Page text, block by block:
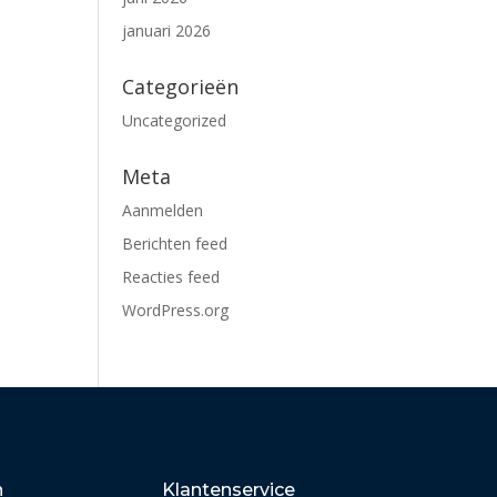
januari 2026
Categorieën
Uncategorized
Meta
Aanmelden
Berichten feed
Reacties feed
WordPress.org
Klantenservice